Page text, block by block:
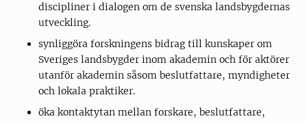
discipliner i dialogen om de svenska landsbygdernas
utveckling.
synliggöra forskningens bidrag till kunskaper om
Sveriges landsbygder inom akademin och för aktörer
utanför akademin såsom beslutfattare, myndigheter
och lokala praktiker.
öka kontaktytan mellan forskare, beslutfattare,